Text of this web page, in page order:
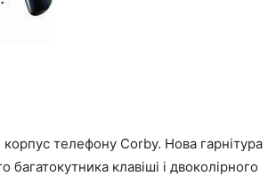
корпус телефону Corby. Нова гарнітура
клавіші і двоколірного